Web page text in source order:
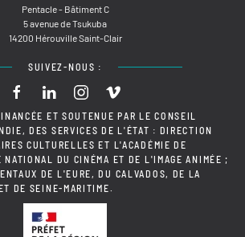
Pentacle - Bâtiment C
5 avenue de Tsukuba
14200 Hérouville Saint-Clair
SUIVEZ-NOUS :
ET SOUTENUE PAR LE CONSEIL
DES SERVICES DE L'ÉTAT : DIRECTION
CULTURELLES ET L'ACADÉMIE DE
NATIONAL DU CINÉMA ET DE L'IMAGE ANIMÉE ;
DE L'EURE, DU CALVADOS, DE LA
DE SEINE-MARITIME.